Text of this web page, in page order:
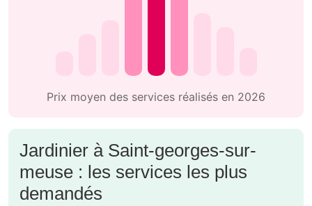
Prix moyen des services réalisés en 2026
Jardinier à Saint-georges-sur-
meuse : les services les plus
demandés